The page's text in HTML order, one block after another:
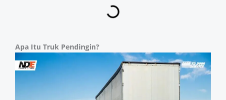
Apa Itu Truk Pendingin?